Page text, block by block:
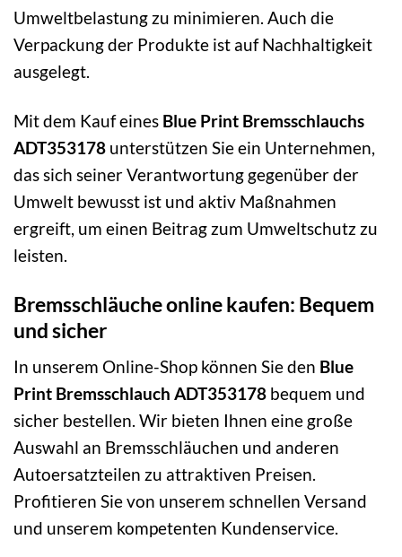
Umweltbelastung zu minimieren. Auch die
Verpackung der Produkte ist auf Nachhaltigkeit
ausgelegt.
Mit dem Kauf eines Blue Print Bremsschlauchs
ADT353178 unterstützen Sie ein Unternehmen,
das sich seiner Verantwortung gegenüber der
Umwelt bewusst ist und aktiv Maßnahmen
ergreift, um einen Beitrag zum Umweltschutz zu
leisten.
Bremsschläuche online kaufen: Bequem
und sicher
In unserem Online-Shop können Sie den Blue
Print Bremsschlauch ADT353178 bequem und
sicher bestellen. Wir bieten Ihnen eine große
Auswahl an Bremsschläuchen und anderen
Autoersatzteilen zu attraktiven Preisen.
Profitieren Sie von unserem schnellen Versand
und unserem kompetenten Kundenservice.